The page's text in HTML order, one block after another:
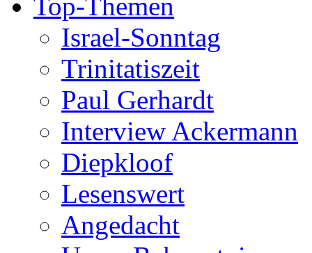
Israel-Sonntag
Trinitatiszeit
Paul Gerhardt
Interview Ackermann
Diepkloof
Lesenswert
Angedacht